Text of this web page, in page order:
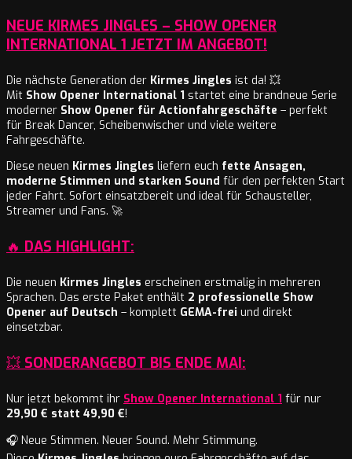
NEUE KIRMES JINGLES – SHOW OPENER
INTERNATIONAL 1 JETZT IM ANGEBOT!
Die nächste Generation der Kirmes Jingles ist da! 💥
Mit Show Opener International 1 startet eine brandneue Serie
moderner Show Opener für Actionfahrgeschäfte – perfekt
für Break Dancer, Scheibenwischer und viele weitere
Fahrgeschäfte.
Diese neuen Kirmes Jingles liefern euch fette Ansagen,
moderne Stimmen und starken Sound für den perfekten Start
jeder Fahrt. Sofort einsatzbereit und ideal für Schausteller,
Streamer und Fans. 🚀
🔥 DAS HIGHLIGHT:
Die neuen Kirmes Jingles erscheinen erstmalig in mehreren
Sprachen. Das erste Paket enthält 2 professionelle Show
Opener auf Deutsch – komplett GEMA-frei und direkt
einsetzbar.
💥 SONDERANGEBOT BIS ENDE MAI:
Nur jetzt bekommt ihr Show Opener International 1 für nur
29,90 € statt 49,90 €!
🎧 Neue Stimmen. Neuer Sound. Mehr Stimmung.